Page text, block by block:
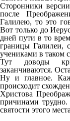
Сторонники
после
Галилею, то это
Вот только до
дней пути в то
границы Галилеи,
учениками в таком
Тут доводы
заканчиваются.
Ну и главное.
происходит
Христова
причинами трудно.
святости этого